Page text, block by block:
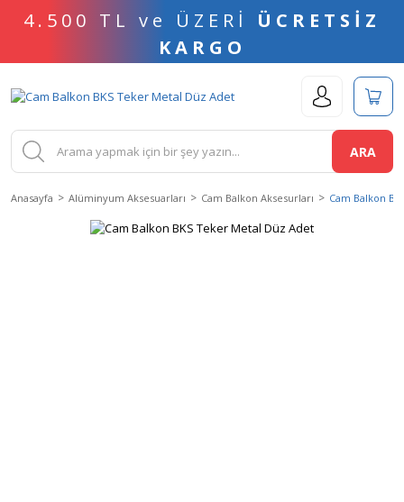
4.500 TL ve ÜZERİ ÜCRETSİZ
KARGO
ARA
Anasayfa Alüminyum Aksesuarları Cam Balkon Aksesurları Cam Balkon